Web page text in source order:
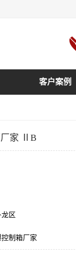
客户案例
厂家 ⅡB
龙区
制箱厂家